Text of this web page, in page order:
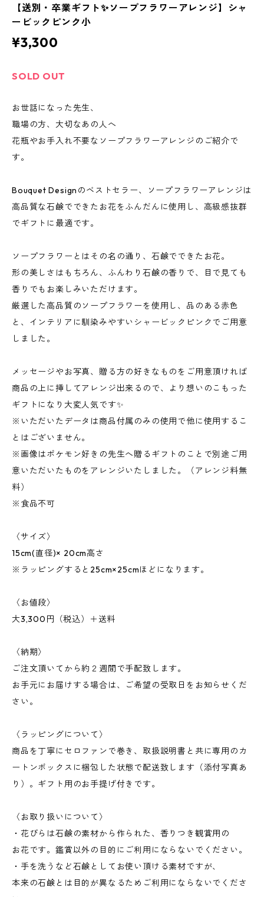
【送別・卒業ギフト✨ソープフラワーアレンジ】シャ
ービックピンク小
¥3,300
SOLD OUT
お世話になった先生、
職場の方、大切なあの人へ
花瓶やお手入れ不要なソープフラワーアレンジのご紹介で
す。
Bouquet Designのベストセラー、ソープフラワーアレンジは
高品質な石鹸でできたお花をふんだんに使用し、高級感抜群
でギフトに最適です。
ソープフラワーとはその名の通り、石鹸でできたお花。
形の美しさはもちろん、ふんわり石鹸の香りで、目で見ても
香りでもお楽しみいただけます。
厳選した高品質のソープフラワーを使用し、品のある赤色
と、インテリアに馴染みやすいシャービックピンクでご用意
しました。
メッセージやお写真、贈る方の好きなものをご用意頂ければ
商品の上に挿してアレンジ出来るので、より想いのこもった
ギフトになり大変人気です✨
※いただいたデータは商品付属のみの使用で他に使用するこ
とはございません。
※画像はポケモン好きの先生へ贈るギフトのことで別途ご用
意いただいたものをアレンジいたしました。（アレンジ料無
料）
※食品不可
〈サイズ〉
15cm(直径)× 20cm高さ
※ラッピングすると25cm×25cmほどになります。
〈お値段〉
大3,300円（税込）＋送料
〈納期〉
ご注文頂いてから約２週間で手配致します。
お手元にお届けする場合は、ご希望の受取日をお知らせくだ
さい。
〈ラッピングについて〉
商品を丁寧にセロファンで巻き、取扱説明書と共に専用のカ
ートンボックスに梱包した状態で配送致します（添付写真あ
り）。ギフト用のお手提げ付きです。
〈お取り扱いについて〉
・花びらは石鹸の素材から作られた、香りつき観賞用の
お花です。鑑賞以外の目的にご利用にならないでください。
・手を洗うなど石鹸としてお使い頂ける素材ですが、
本来の石鹸とは目的が異なるためご利用にならないでくださ